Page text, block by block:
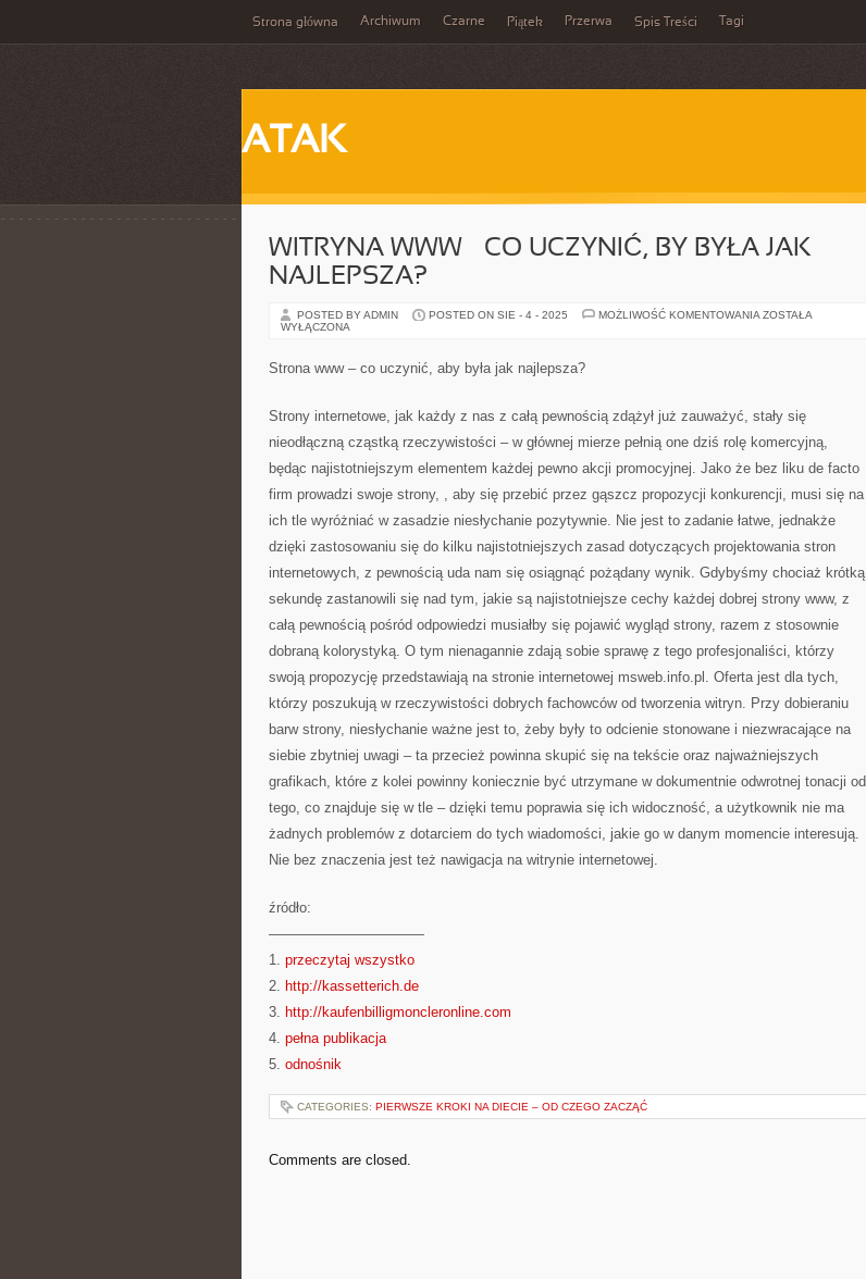
Strona główna Archiwum Czarne Piątek Przerwa Spis Treści Tagi
ATAK
WITRYNA WWW – CO UCZYNIĆ, BY BYŁA JAK
NAJLEPSZA?
POSTED BY ADMIN POSTED ON SIE - 4 - 2025 MOŻLIWOŚĆ KOMENTOWANIA WITRYNA
NAJLEPSZA?
ZOSTAŁA
WYŁĄCZONA
Strona www – co uczynić, aby była jak najlepsza?
Strony internetowe, jak każdy z nas z całą pewnością zdążył już zauważyć, stały się
nieodłączną cząstką rzeczywistości – w głównej mierze pełnią one dziś rolę komercyjną,
będąc najistotniejszym elementem każdej pewno akcji promocyjnej. Jako że bez liku de facto
firm prowadzi swoje strony, , aby się przebić przez gąszcz propozycji konkurencji, musi się na
ich tle wyróżniać w zasadzie niesłychanie pozytywnie. Nie jest to zadanie łatwe, jednakże
dzięki zastosowaniu się do kilku najistotniejszych zasad dotyczących projektowania stron
internetowych, z pewnością uda nam się osiągnąć pożądany wynik. Gdybyśmy chociaż krótką
sekundę zastanowili się nad tym, jakie są najistotniejsze cechy każdej dobrej strony www, z
całą pewnością pośród odpowiedzi musiałby się pojawić wygląd strony, razem z stosownie
dobraną kolorystyką. O tym nienagannie zdają sobie sprawę z tego profesjonaliści, którzy
swoją propozycję przedstawiają na stronie internetowej msweb.info.pl. Oferta jest dla tych,
którzy poszukują w rzeczywistości dobrych fachowców od tworzenia witryn. Przy dobieraniu
barw strony, niesłychanie ważne jest to, żeby były to odcienie stonowane i niezwracające na
siebie zbytniej uwagi – ta przecież powinna skupić się na tekście oraz najważniejszych
grafikach, które z kolei powinny koniecznie być utrzymane w dokumentnie odwrotnej tonacji od
tego, co znajduje się w tle – dzięki temu poprawia się ich widoczność, a użytkownik nie ma
żadnych problemów z dotarciem do tych wiadomości, jakie go w danym momencie interesują.
Nie bez znaczenia jest też nawigacja na witrynie internetowej.
źródło:
———————————
1. przeczytaj wszystko
2. http://kassetterich.de
3. http://kaufenbilligmoncleronline.com
4. pełna publikacja
5. odnośnik
CATEGORIES: PIERWSZE KROKI NA DIECIE – OD CZEGO ZACZĄĆ
Comments are closed.